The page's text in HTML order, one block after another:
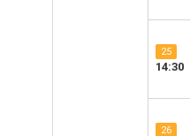
25
14:30
26